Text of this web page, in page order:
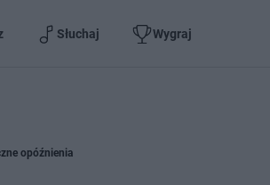
Słuchaj Wygraj
opóźnienia